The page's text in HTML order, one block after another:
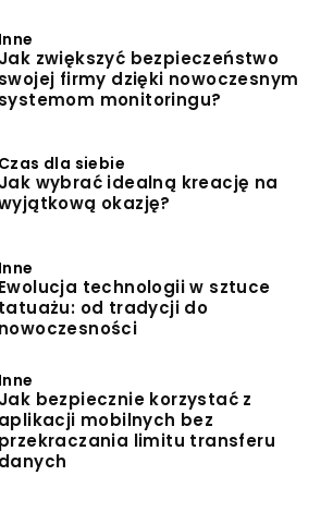
Inne
Jak zwiększyć bezpieczeństwo
swojej firmy dzięki nowoczesnym
systemom monitoringu?
Czas dla siebie
Jak wybrać idealną kreację na
okazję?
Inne
Ewolucja technologii w sztuce
tatuażu: od tradycji do
nowoczesności
Inne
Jak bezpiecznie korzystać z
aplikacji mobilnych bez
przekraczania limitu transferu
danych